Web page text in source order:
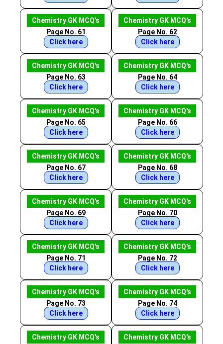
Chemistry GK MCQ's
Page No. 61
Click here
Chemistry GK MCQ's
Page No. 62
Click here
Chemistry GK MCQ's
Page No. 63
Click here
Chemistry GK MCQ's
Page No. 64
Click here
Chemistry GK MCQ's
Page No. 65
Click here
Chemistry GK MCQ's
Page No. 66
Click here
Chemistry GK MCQ's
Page No. 67
Click here
Chemistry GK MCQ's
Page No. 68
Click here
Chemistry GK MCQ's
Page No. 69
Click here
Chemistry GK MCQ's
Page No. 70
Click here
Chemistry GK MCQ's
Page No. 71
Click here
Chemistry GK MCQ's
Page No. 72
Click here
Chemistry GK MCQ's
Page No. 73
Click here
Chemistry GK MCQ's
Page No. 74
Click here
Chemistry GK MCQ's
Chemistry GK MCQ's